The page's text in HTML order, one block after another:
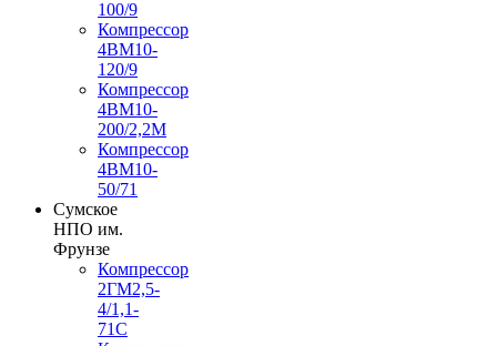
100/9
Компрессор
4ВМ10-
120/9
Компрессор
4ВМ10-
200/2,2М
Компрессор
4ВМ10-
50/71
Сумское
НПО им.
Фрунзе
Компрессор
2ГМ2,5-
4/1,1-
71С